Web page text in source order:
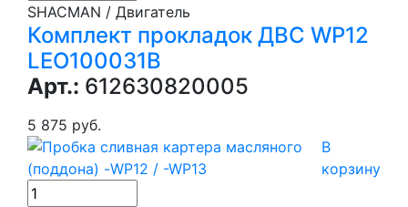
SHACMAN / Двигатель
Комплект прокладок ДВС WP12
LEO100031B
Арт.: 612630820005
5 875 руб.
В
корзину